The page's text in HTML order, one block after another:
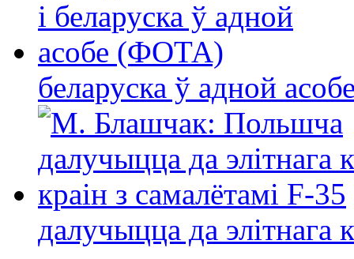
беларуска ў адной
далучыцца да элітнага